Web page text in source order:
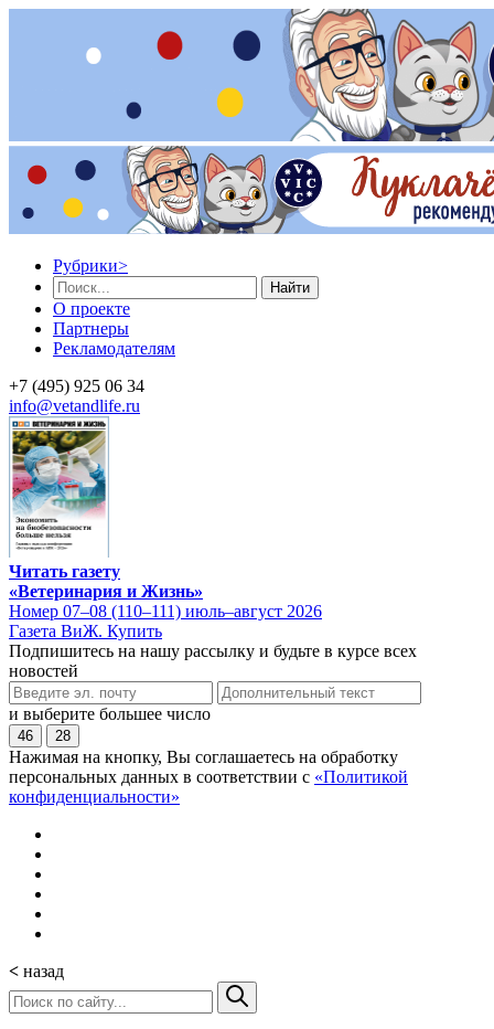
Рубрики>
Найти
О проекте
Партнеры
Рекламодателям
+7 (495) 925 06 34
info@vetandlife.ru
Читать газету
«Ветеринария и Жизнь»
Номер 07–08 (110–111) июль–август 2026
Газета ВиЖ. Купить
Подпишитесь на нашу рассылку и будьте в курсе всех
новостей
и выберите большее число
46 28
Нажимая на кнопку, Вы соглашаетесь на обработку
персональных данных в соответствии с «Политикой
конфиденциальности»
< назад